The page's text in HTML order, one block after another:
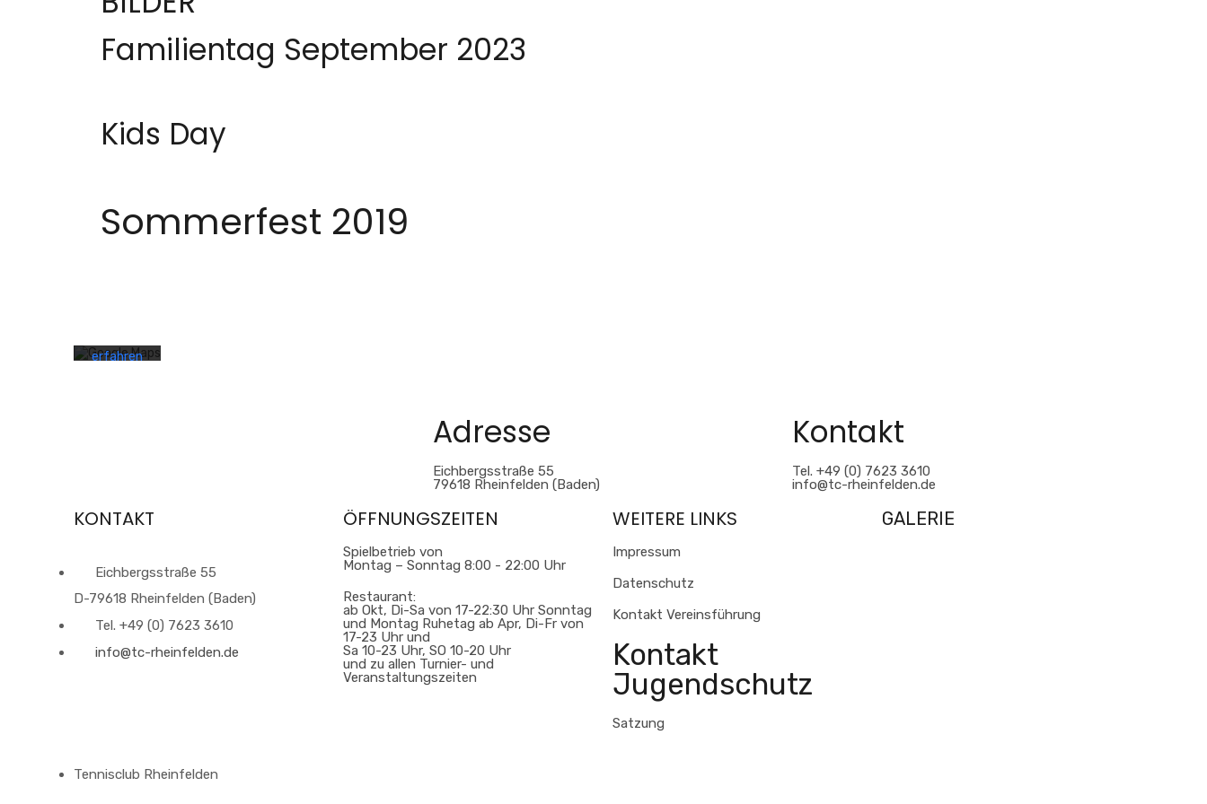
Familientag September 2023
Kids Day
Sommerfest 2019
Mit dem
Laden der
erfahren
Adresse
Eichbergsstraße 55
79618 Rheinfelden (Baden)
Kontakt
Tel. +49 (0) 7623 3610
info@tc-rheinfelden.de
KONTAKT
Eichbergsstraße 55
D-79618 Rheinfelden (Baden)
Tel. +49 (0) 7623 3610
info@tc-rheinfelden.de
ÖFFNUNGSZEITEN
Spielbetrieb von
Montag – Sonntag 8:00 - 22:00 Uhr
Restaurant:
ab Okt, Di-Sa von 17-22:30 Uhr Sonntag
und Montag Ruhetag ab Apr, Di-Fr von
17-23 Uhr und
Sa 10-23 Uhr, SO 10-20 Uhr
und zu allen Turnier- und
Veranstaltungszeiten
WEITERE LINKS
Impressum
Datenschutz
Kontakt Vereinsführung
Kontakt
Jugendschutz
Satzung
GALERIE
Tennisclub Rheinfelden